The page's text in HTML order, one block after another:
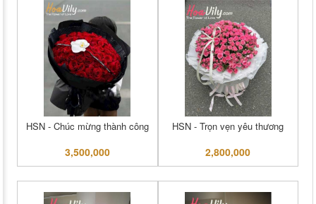
HSN - Chúc mừng thành công
3,500,000
HSN - Trọn vẹn yêu thương
2,800,000